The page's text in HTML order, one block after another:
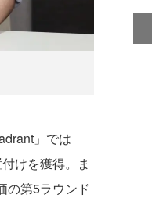
」では
けを獲得。ま
の第5ラウンド